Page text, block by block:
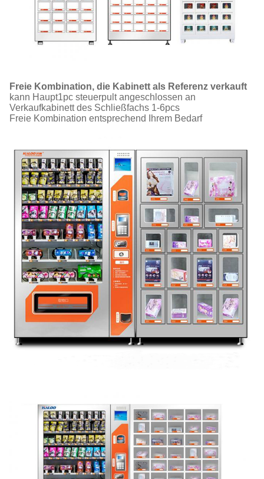
Freie Kombination, die Kabinett als Referenz verkauft
kann Haupt1pc steuerpult angeschlossen an
Verkaufkabinett des Schließfachs 1-6pcs
Freie Kombination entsprechend Ihrem Bedarf